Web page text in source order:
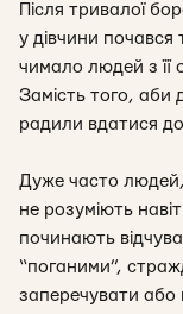
Після тривалої
у дівчини
чимало людей з її
Замість того, аби
радили вдатися
Дуже часто людей,
не розуміють
починають
“поганими”,
заперечувати